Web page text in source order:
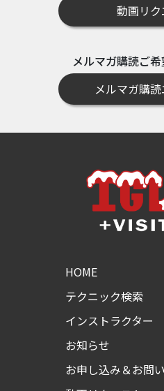
動画リク
メルマガ購読ご
メルマガ購
HOME
テクニック検索
インストラクター
お知らせ
お申し込み＆お問